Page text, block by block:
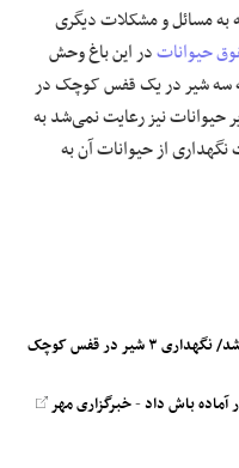
به مسائل و مشکلات دیگری
حیواناتدر این باغ وحش
سه شیر در یک قفس کوچک در
حیوانات نیز رعایت نمی‌شد به
از حیوانات آن به
در قفس کوچک
-خبرگزاری مهر